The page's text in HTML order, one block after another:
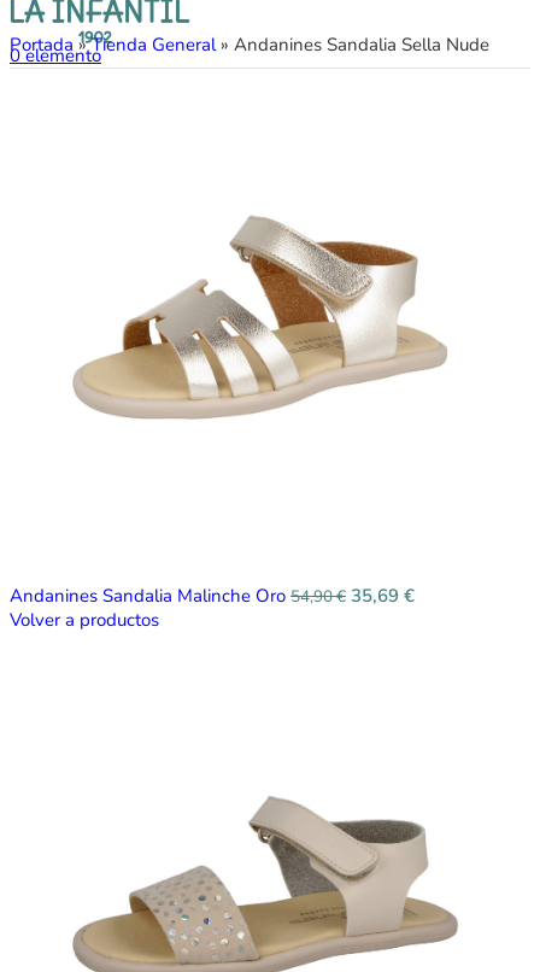
0elemento
Portada »Tienda General» Andanines Sandalia Sella Nude
Andanines Sandalia Malinche Oro 54,90€ 35,69 €
Volver a productos